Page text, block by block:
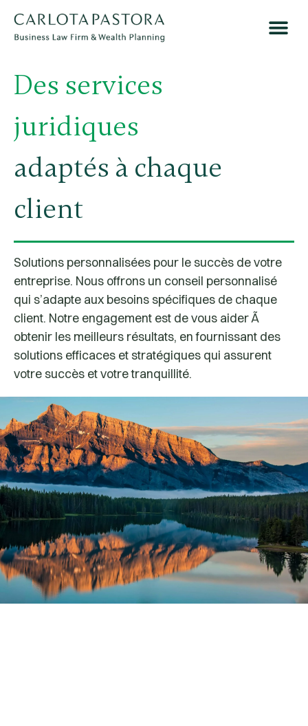
Des services
juridiques
adaptés à chaque
client
Solutions personnalisées pour le succès de votre
entreprise. Nous offrons un conseil personnalisé
qui s’adapte aux besoins spécifiques de chaque
client. Notre engagement est de vous aider Ã
obtenir les meilleurs résultats, en fournissant des
solutions efficaces et stratégiques qui assurent
votre succès et votre tranquillité.